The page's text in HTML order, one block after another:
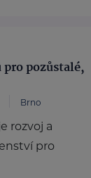
pro pozůstalé,
Brno
rozvoj a
pro